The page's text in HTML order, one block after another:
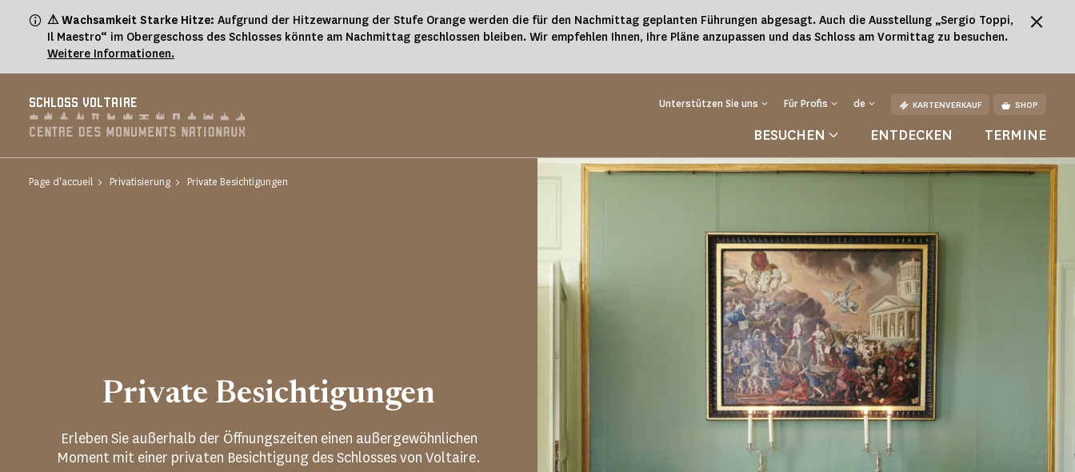
⚠ Wachsamkeit Starke Hitze: Aufgrund der Hitzewarnung der Stufe Orange werden die für den Nachmittag geplanten Führungen abgesagt. Auch die Ausstellung „Sergio Toppi,
Il Maestro“ im Obergeschoss des Schlosses könnte am Nachmittag geschlossen bleiben. Wir empfehlen Ihnen, Ihre Pläne anzupassen und das Schloss am Vormittag zu besuchen.
Weitere Informationen.
SCHLOSS VOLTAIRE Unterstützen Sie uns Für Profis de KARTENVERKAUF SHOP
BESUCHEN ENTDECKEN TERMINE
Page d'accueil Privatisierung Private Besichtigungen
Private Besichtigungen
Erleben Sie außerhalb der Öffnungszeiten einen außergewöhnlichen
Moment mit einer privaten Besichtigung des Schlosses von Voltaire.